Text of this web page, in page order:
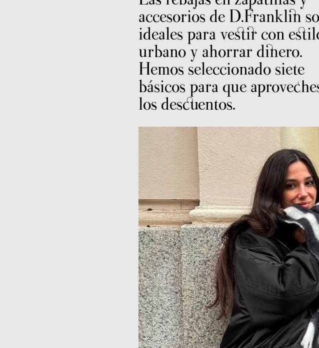
accesorios de D.Franklin
ideales para vestir con
urbano y ahorrar dinero.
Hemos seleccionado siete
básicos para que
los descuentos.